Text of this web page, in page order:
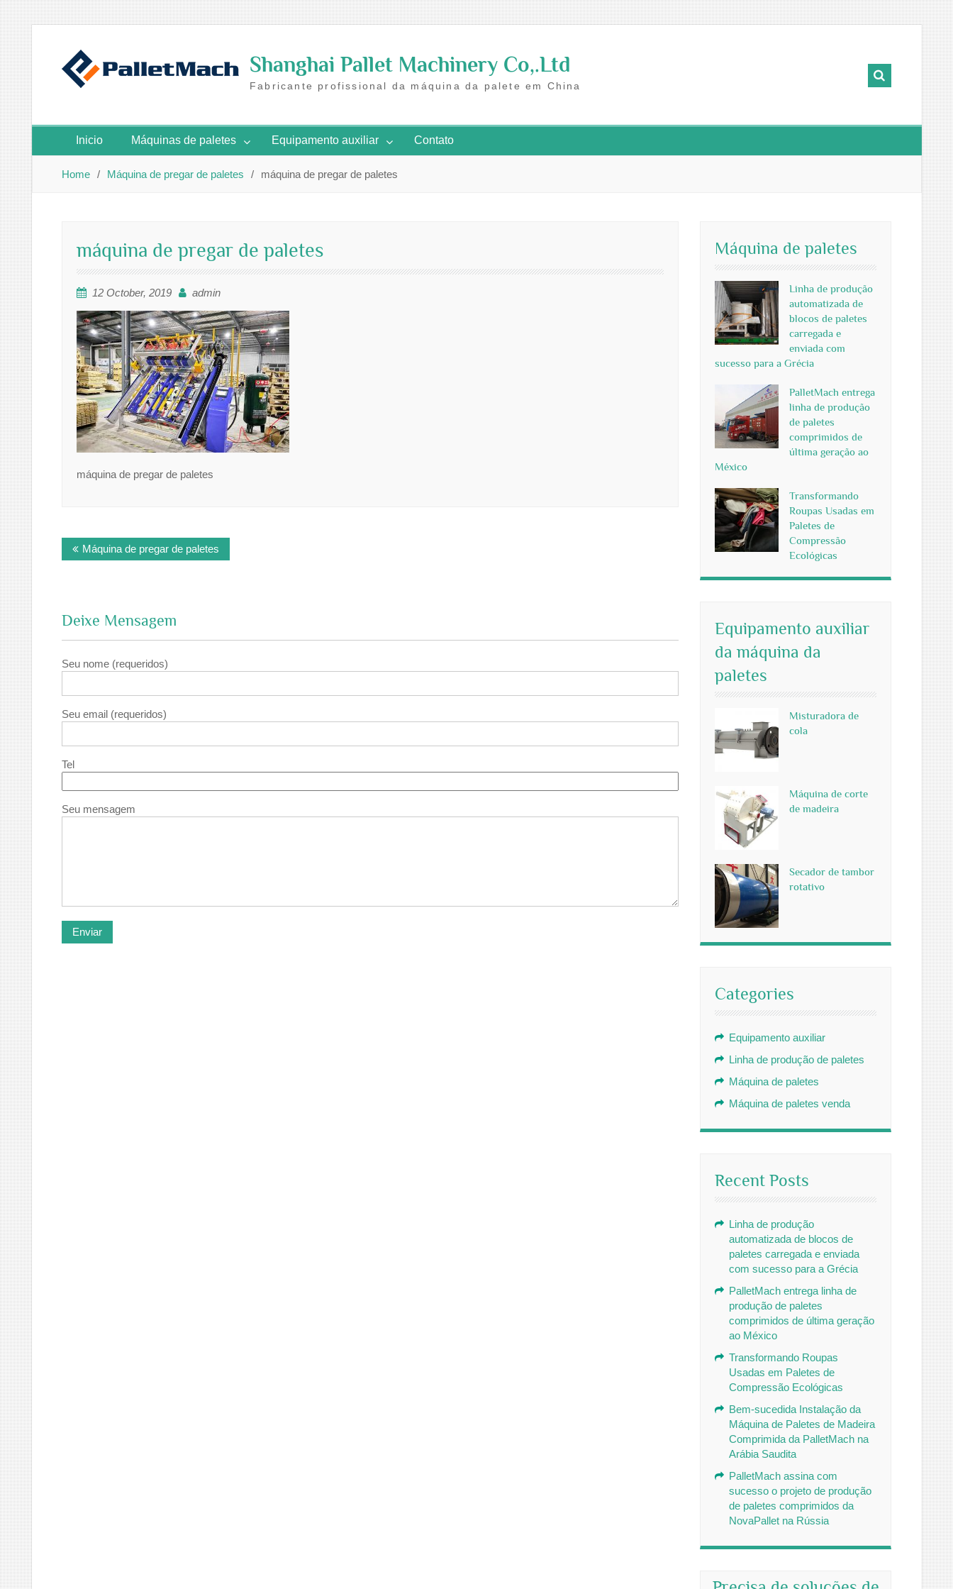
Skip
to
content
Shanghai Pallet Machinery Co,.Ltd
Fabricante profissional da máquina da palete em China
Inicio Máquinas de paletes Equipamento auxiliar Contato
Home Máquina de pregar de paletes máquina de pregar de paletes
máquina de pregar de paletes
12 October, 2019 admin
máquina de pregar de paletes
Post
navigation
Máquina de pregar de paletes
Deixe Mensagem
Seu nome (requeridos)
Seu email (requeridos)
Tel
Seu mensagem
Máquina de paletes
Linha de produção
automatizada de
blocos de paletes
carregada e
enviada com
sucesso para a Grécia
PalletMach entrega
linha de produção
de paletes
comprimidos de
última geração ao
México
Transformando
Roupas Usadas em
Paletes de
Compressão
Ecológicas
Equipamento auxiliar
da máquina da
paletes
Misturadora de
cola
Máquina de corte
de madeira
Secador de tambor
rotativo
Categories
Equipamento auxiliar
Linha de produção de paletes
Máquina de paletes
Máquina de paletes venda
Recent Posts
Linha de produção
automatizada de blocos de
paletes carregada e enviada
com sucesso para a Grécia
PalletMach entrega linha de
produção de paletes
comprimidos de última geração
ao México
Transformando Roupas
Usadas em Paletes de
Compressão Ecológicas
Bem-sucedida Instalação da
Máquina de Paletes de Madeira
Comprimida da PalletMach na
Arábia Saudita
PalletMach assina com
sucesso o projeto de produção
de paletes comprimidos da
NovaPallet na Rússia